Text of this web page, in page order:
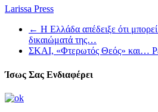
Larissa Press
← Η Ελλάδα απέδειξε ότι
δικαιώματά της…
ΣΚΑΙ, «Φτερωτός Θεός» και…
Ίσως Σας Ενδιαφέρει